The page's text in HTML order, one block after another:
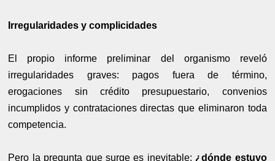
Irregularidades y complicidades
El propio informe preliminar del organismo reveló
irregularidades graves: pagos fuera de término,
erogaciones sin crédito presupuestario, convenios
incumplidos y contrataciones directas que eliminaron toda
competencia.
Pero la pregunta que surge es inevitable: ¿dónde estuvo